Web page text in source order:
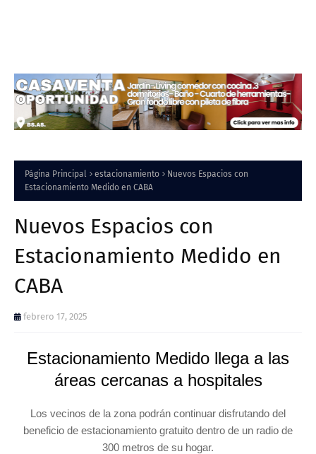
Página Principal estacionamiento
Nuevos Espacios con
Estacionamiento Medido en CABA
Nuevos Espacios con
Estacionamiento Medido en
CABA
febrero 17, 2025
Estacionamiento Medido llega a las
áreas cercanas a hospitales
Los vecinos de la zona podrán continuar disfrutando del
beneficio de estacionamiento gratuito dentro de un radio de
300 metros de su hogar.